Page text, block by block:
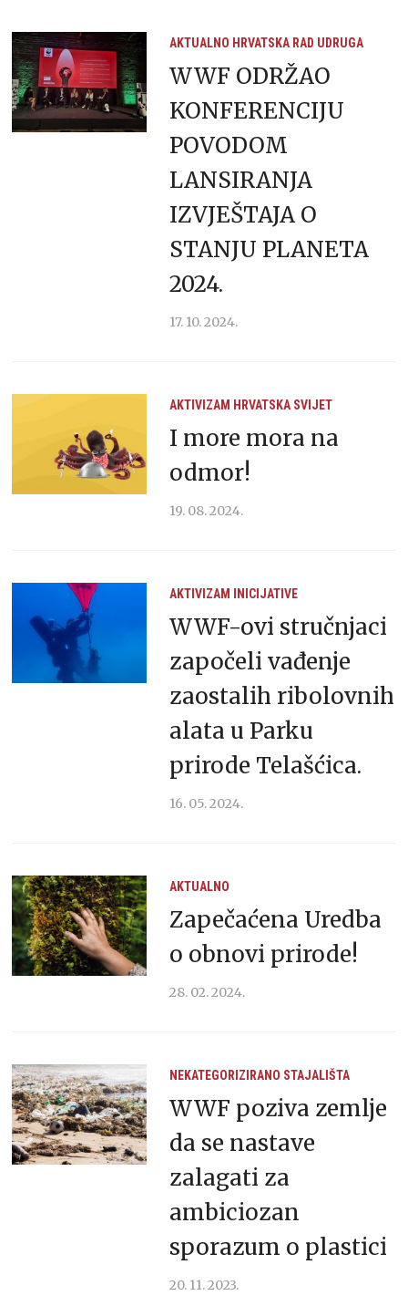
AKTUALNO HRVATSKA RAD UDRUGA
WWF ODRŽAO
KONFERENCIJU
POVODOM
LANSIRANJA
IZVJEŠTAJA O
STANJU PLANETA
2024.
17. 10. 2024.
AKTIVIZAM HRVATSKA SVIJET
I more mora na
odmor!
19. 08. 2024.
AKTIVIZAM INICIJATIVE
WWF-ovi stručnjaci
započeli vađenje
zaostalih ribolovnih
alata u Parku
prirode Telašćica.
16. 05. 2024.
AKTUALNO
Zapečaćena Uredba
o obnovi prirode!
28. 02. 2024.
NEKATEGORIZIRANO STAJALIŠTA
WWF poziva zemlje
da se nastave
zalagati za
ambiciozan
sporazum o plastici
20. 11. 2023.